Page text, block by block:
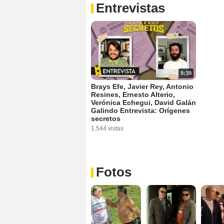
Entrevistas
9:39
Brays Efe, Javier Rey, Antonio
Resines, Ernesto Alterio,
Verónica Echegui, David Galán
Galindo Entrevista: Orígenes
secretos
1.544 vistas
Fotos